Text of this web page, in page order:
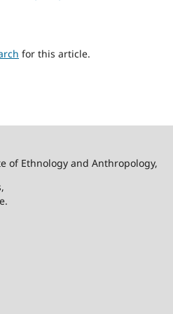
for this article.
of Ethnology and Anthropology,